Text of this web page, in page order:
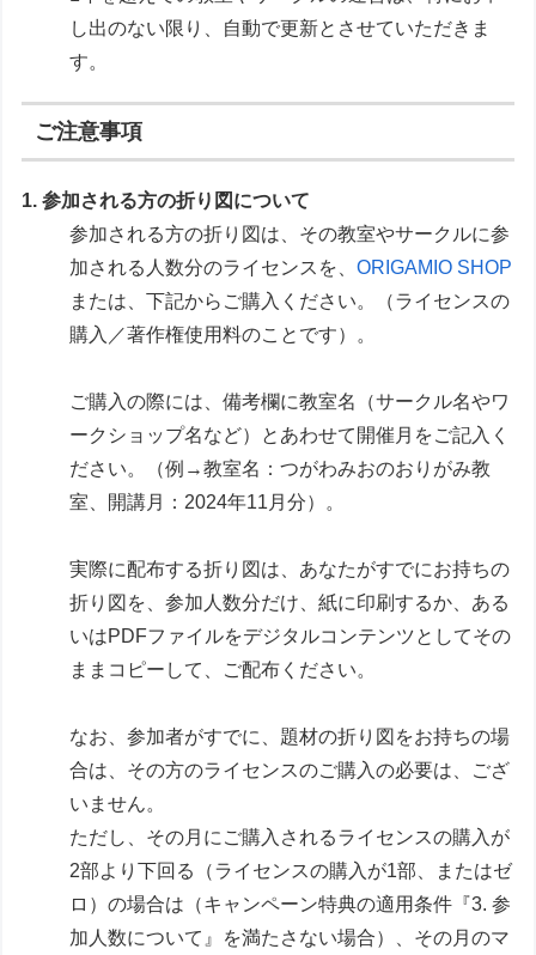
し出のない限り、自動で更新とさせていただきま
す。
ご注意事項
1. 参加される方の折り図について
参加される方の折り図は、その教室やサークルに参
加される人数分のライセンスを、ORIGAMIO SHOP
または、下記からご購入ください。（ライセンスの
購入／著作権使用料のことです）。
ご購入の際には、備考欄に教室名（サークル名やワ
ークショップ名など）とあわせて開催月をご記入く
ださい。（例→教室名：つがわみおのおりがみ教
室、開講月：2024年11月分）。
実際に配布する折り図は、あなたがすでにお持ちの
折り図を、参加人数分だけ、紙に印刷するか、ある
いはPDFファイルをデジタルコンテンツとしてその
ままコピーして、ご配布ください。
なお、参加者がすでに、題材の折り図をお持ちの場
合は、その方のライセンスのご購入の必要は、ござ
いません。
ただし、その月にご購入されるライセンスの購入が
2部より下回る（ライセンスの購入が1部、またはゼ
ロ）の場合は（キャンペーン特典の適用条件『3. 参
加人数について』を満たさない場合）、その月のマ